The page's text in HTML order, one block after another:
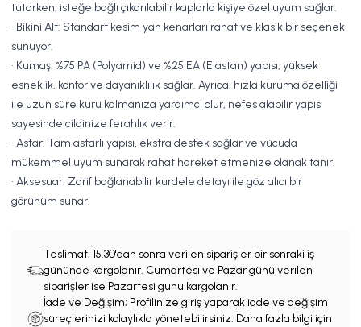
tutarken, isteğe bağlı çıkarılabilir kaplarla kişiye özel uyum sağlar.
• Bikini Alt: Standart kesim yan kenarları rahat ve klasik bir seçenek
sunuyor.
• Kumaş: %75 PA (Polyamid) ve %25 EA (Elastan) yapısı, yüksek
esneklik, konfor ve dayanıklılık sağlar. Ayrıca, hızla kuruma özelliği
ile uzun süre kuru kalmanıza yardımcı olur, nefes alabilir yapısı
sayesinde cildinize ferahlık verir.
• Astar: Tam astarlı yapısı, ekstra destek sağlar ve vücuda
mükemmel uyum sunarak rahat hareket etmenize olanak tanır.
• Aksesuar: Zarif bağlanabilir kurdele detayı ile göz alıcı bir
görünüm sunar.
Teslimat; 15.30'dan sonra verilen siparişler bir sonraki iş
gününde kargolanır. Cumartesi ve Pazar günü verilen
siparişler ise Pazartesi günü kargolanır.
İade ve Değişim; Profilinize giriş yaparak iade ve değişim
süreçlerinizi kolaylıkla yönetebilirsiniz. Daha fazla bilgi için